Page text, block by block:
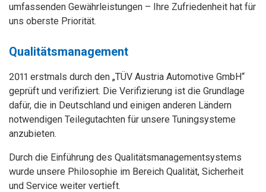
umfassenden Gewährleistungen – Ihre Zufriedenheit hat für
uns oberste Priorität.
Qualitätsmanagement
2011 erstmals durch den „TÜV Austria Automotive GmbH“
geprüft und verifiziert. Die Verifizierung ist die Grundlage
dafür, die in Deutschland und einigen anderen Ländern
notwendigen Teilegutachten für unsere Tuningsysteme
anzubieten.
Durch die Einführung des Qualitätsmanagementsystems
wurde unsere Philosophie im Bereich Qualität, Sicherheit
und Service weiter vertieft.